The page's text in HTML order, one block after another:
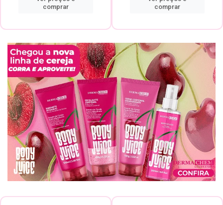
comprar
comprar